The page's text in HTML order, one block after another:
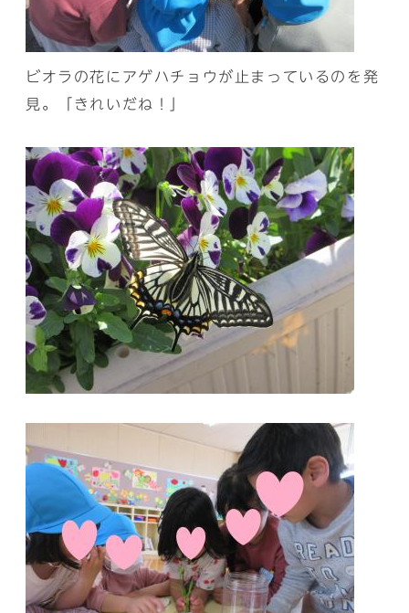
ビオラの花にアゲハチョウが止まっているのを発
見。「きれいだね！」